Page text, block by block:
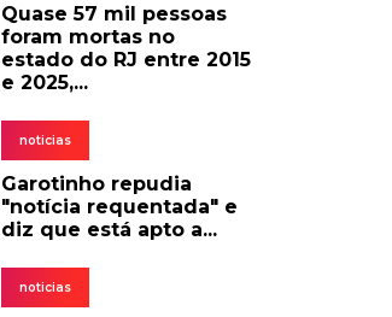
Quase 57 mil pessoas
foram mortas no
estado do RJ entre 2015
e 2025,...
noticias
Garotinho repudia
"notícia requentada" e
diz que está apto a...
noticias